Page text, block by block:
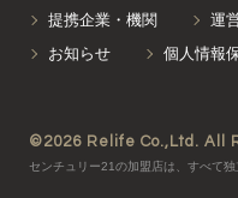
提携企業・機関
運
お知らせ
個人情報
©2026 Relife Co.,Ltd. All
センチュリー21の加盟店は、すべて独